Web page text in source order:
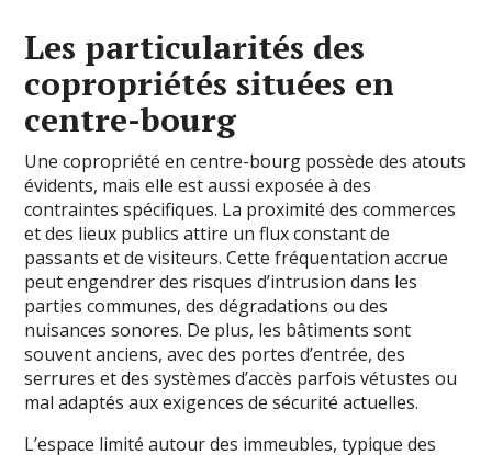
Les particularités des
copropriétés situées en
centre-bourg
Une copropriété en centre-bourg possède des atouts
évidents, mais elle est aussi exposée à des
contraintes spécifiques. La proximité des commerces
et des lieux publics attire un flux constant de
passants et de visiteurs. Cette fréquentation accrue
peut engendrer des risques d’intrusion dans les
parties communes, des dégradations ou des
nuisances sonores. De plus, les bâtiments sont
souvent anciens, avec des portes d’entrée, des
serrures et des systèmes d’accès parfois vétustes ou
mal adaptés aux exigences de sécurité actuelles.
L’espace limité autour des immeubles, typique des